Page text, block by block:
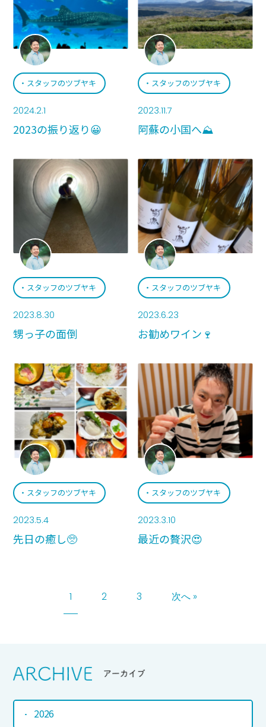
スタッフのツブヤキ
2024.2.1
2023の振り返り😀
スタッフのツブヤキ
2023.11.7
阿蘇の小国へ⛰️
スタッフのツブヤキ
2023.8.30
甥っ子の面倒
スタッフのツブヤキ
2023.6.23
お勧めワイン🍷
スタッフのツブヤキ
2023.5.4
先日の癒し🥺
スタッフのツブヤキ
2023.3.10
最近の贅沢😍
1 2 3 次へ »
Srchive
2026